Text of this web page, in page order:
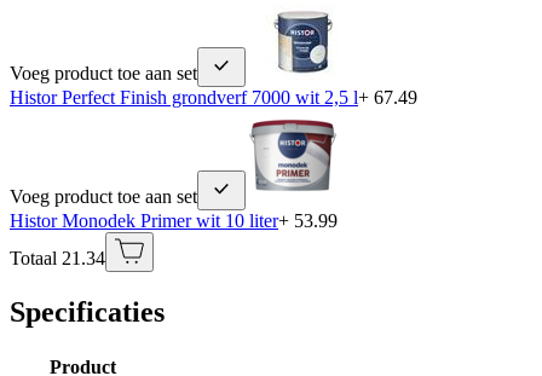
Voeg product toe aan set
Histor Perfect Finish grondverf 7000 wit 2,5 l+ 67.49
Voeg product toe aan set
Histor Monodek Primer wit 10 liter+ 53.99
Totaal 21.34
Specificaties
Product